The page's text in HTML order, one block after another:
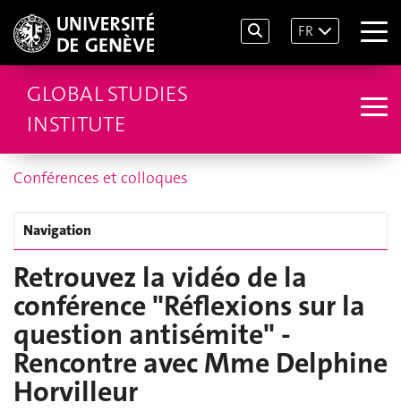
FR
GLOBAL STUDIES
INSTITUTE
Conférences et colloques
Navigation
Retrouvez la vidéo de la
conférence "Réflexions sur la
question antisémite" -
Rencontre avec Mme Delphine
Horvilleur